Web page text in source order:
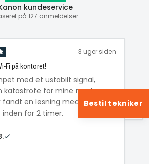
kundeservice
på 127 anmeldelser
3 uger siden
Fi på kontoret!
med et ustabilt signal,
katastrofe for mine møder.
fandt en løsning med et nyt
for 2 timer.
Bestil tekniker